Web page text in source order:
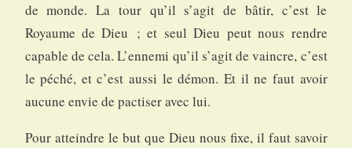
de monde. La tour qu’il s’agit de bâtir, c’est le
Royaume de Dieu ; et seul Dieu peut nous rendre
capable de cela. L’ennemi qu’il s’agit de vaincre, c’est
le péché, et c’est aussi le démon. Et il ne faut avoir
aucune envie de pactiser avec lui.
Pour atteindre le but que Dieu nous fixe, il faut savoir